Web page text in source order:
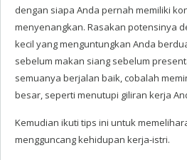
dengan siapa Anda pernah memiliki
menyenangkan. Rasakan potensinya
kecil yang menguntungkan Anda
sebelum makan siang sebelum
semuanya berjalan baik, cobalah
besar, seperti menutupi giliran kerja
Kemudian ikuti tips ini untuk
mengguncang kehidupan kerja-istri.